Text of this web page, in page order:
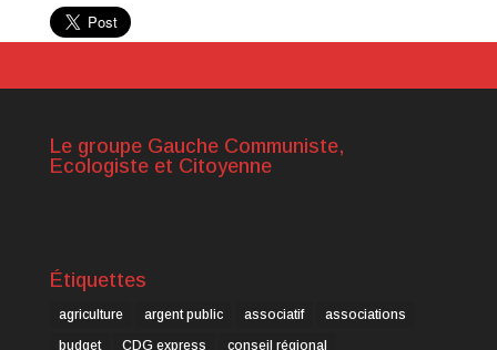
Le groupe Gauche Communiste,
Ecologiste et Citoyenne
Étiquettes
agriculture argent public associatif
associations
budget
CDG express
conseil régional